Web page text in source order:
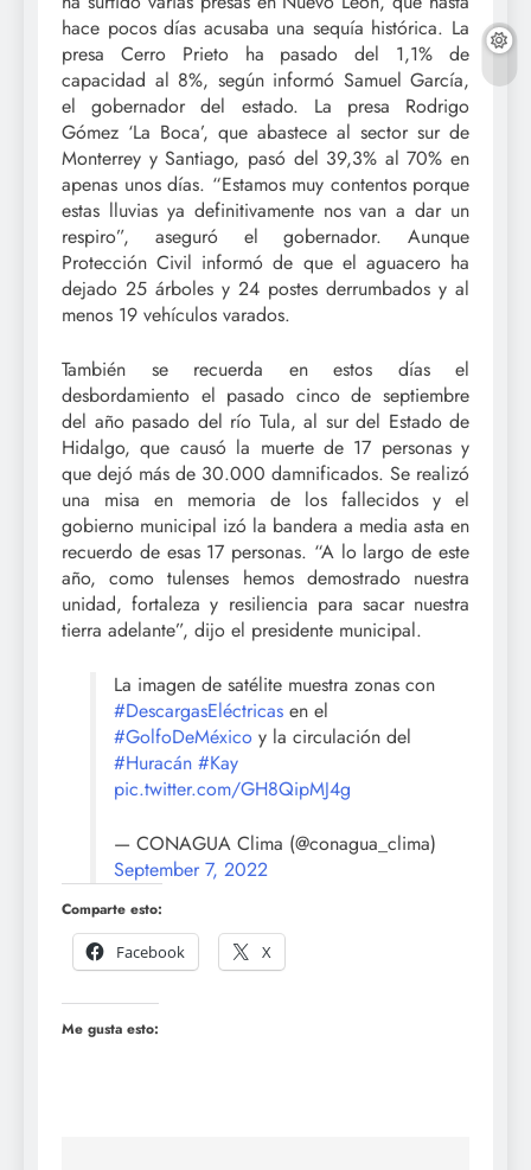
hace pocos días acusaba una sequía histórica. La
presa Cerro Prieto ha pasado del 1,1% de
capacidad al 8%, según informó Samuel García,
el gobernador del estado. La presa Rodrigo
Gómez ‘La Boca’, que abastece al sector sur de
Monterrey y Santiago, pasó del 39,3% al 70% en
apenas unos días. “Estamos muy contentos porque
estas lluvias ya definitivamente nos van a dar un
respiro”, aseguró el gobernador. Aunque
Protección Civil informó de que el aguacero ha
dejado 25 árboles y 24 postes derrumbados y al
menos 19 vehículos varados.
También se recuerda en estos días el
desbordamiento el pasado cinco de septiembre
del año pasado del río Tula, al sur del Estado de
Hidalgo, que causó la muerte de 17 personas y
que dejó más de 30.000 damnificados. Se realizó
una misa en memoria de los fallecidos y el
gobierno municipal izó la bandera a media asta en
recuerdo de esas 17 personas. “A lo largo de este
año, como tulenses hemos demostrado nuestra
unidad, fortaleza y resiliencia para sacar nuestra
tierra adelante”, dijo el presidente municipal.
La imagen de satélite muestra zonas con
#DescargasEléctricas en el
#GolfoDeMéxico y la circulación del
#Huracán #Kay
pic.twitter.com/GH8QipMJ4g
— CONAGUA Clima (@conagua_clima)
September 7, 2022
Comparte esto:
Facebook
X
Me gusta esto: